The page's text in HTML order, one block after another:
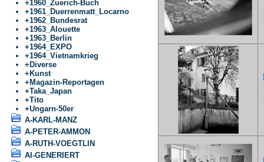
+1960_Zuerich-Buch
+1961_Duerrenmatt_Locarno
+1962_Bundesrat
+1963_Alouette
+1963_Berlin
+1964_EXPO
+1964_Vietnamkrieg
+ Diverse
+ Kunst
+ Magazin-Reportagen
+Taka_Japan
+Tito
+Ungarn-50er
A-KARL-MANZ
A-PETER-AMMON
A-RUTH-VOEGTLIN
AI-GENERIERT